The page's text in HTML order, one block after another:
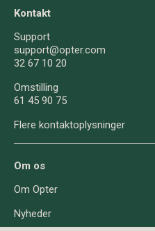
Kontakt
Support
support@opter.com
32 67 10 20
Omstilling
61 45 90 75
Flere kontaktoplysninger
Om os
Om Opter
Nyheder